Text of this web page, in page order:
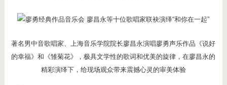
著名男中音歌唱家、上海音乐学院院长廖昌永演唱廖勇声乐作品《说好
的幸福》和《雏菊花》，极具文学性的歌词和优美的旋律，在廖昌永的
精彩演绎下，给现场观众带来震撼心灵的审美体验